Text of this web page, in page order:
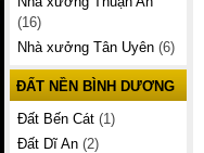
(16)
Nhà xưởng Tân Uyên (6)
ĐẤT NỀN BÌNH DƯƠNG
Đất Bến Cát (1)
Đất Dĩ An (2)